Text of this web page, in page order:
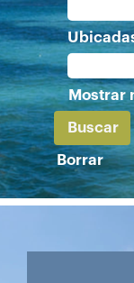
Mostrar
Borrar